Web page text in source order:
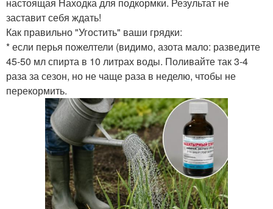
заставит себя ждать!
Как правильно "Угостить" ваши грядки:
* если перья пожелтели (видимо, азота мало: разведите
45-50 мл спирта в 10 литрах воды. Поливайте так 3-4
раза за сезон, но не чаще раза в неделю, чтобы не
перекормить.